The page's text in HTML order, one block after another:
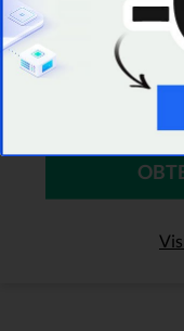
Fecha
973 Las